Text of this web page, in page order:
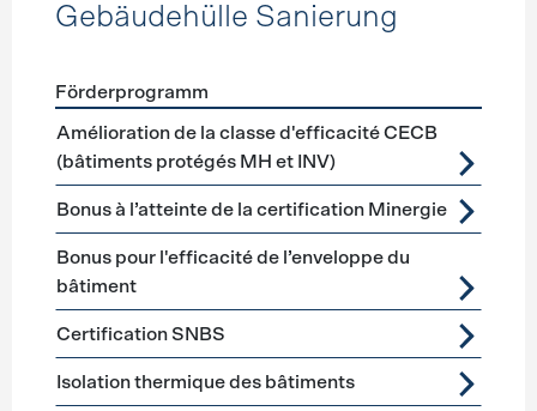
Gebäudehülle Sanierung
Förderprogramme Gebäudehülle Sanierung
Förderprogramm
Amélioration de la classe d'efficacité CECB
(bâtiments protégés MH et INV)
Bonus à l’atteinte de la certification Minergie
Bonus pour l'efficacité de l’enveloppe du
bâtiment
Certification SNBS
Isolation thermique des bâtiments